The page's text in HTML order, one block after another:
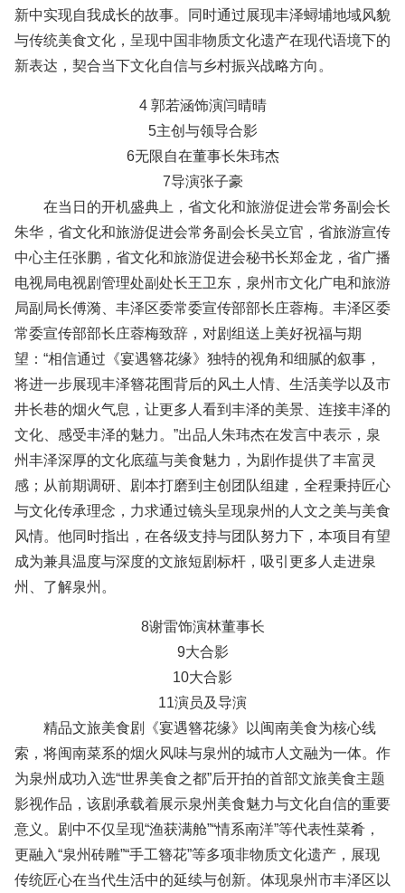
新中实现自我成长的故事。同时通过展现丰泽蟳埔地域风貌
与传统美食文化，呈现中国非物质文化遗产在现代语境下的
新表达，契合当下文化自信与乡村振兴战略方向。
4 郭若涵饰演闫晴晴
5主创与领导合影
6无限自在董事长朱玮杰
7导演张子豪
在当日的开机盛典上，省文化和旅游促进会常务副会长
朱华，省文化和旅游促进会常务副会长吴立官，省旅游宣传
中心主任张鹏，省文化和旅游促进会秘书长郑金龙，省广播
电视局电视剧管理处副处长王卫东，泉州市文化广电和旅游
局副局长傅漪、丰泽区委常委宣传部部长庄蓉梅。丰泽区委
常委宣传部部长庄蓉梅致辞，对剧组送上美好祝福与期
望：“相信通过《宴遇簪花缘》独特的视角和细腻的叙事，
将进一步展现丰泽簪花围背后的风土人情、生活美学以及市
井长巷的烟火气息，让更多人看到丰泽的美景、连接丰泽的
文化、感受丰泽的魅力。”出品人朱玮杰在发言中表示，泉
州丰泽深厚的文化底蕴与美食魅力，为剧作提供了丰富灵
感；从前期调研、剧本打磨到主创团队组建，全程秉持匠心
与文化传承理念，力求通过镜头呈现泉州的人文之美与美食
风情。他同时指出，在各级支持与团队努力下，本项目有望
成为兼具温度与深度的文旅短剧标杆，吸引更多人走进泉
州、了解泉州。
8谢雷饰演林董事长
9大合影
10大合影
11演员及导演
精品文旅美食剧《宴遇簪花缘》以闽南美食为核心线
索，将闽南菜系的烟火风味与泉州的城市人文融为一体。作
为泉州成功入选“世界美食之都”后开拍的首部文旅美食主题
影视作品，该剧承载着展示泉州美食魅力与文化自信的重要
意义。剧中不仅呈现“渔获满舱”“情系南洋”等代表性菜肴，
更融入“泉州砖雕”“手工簪花”等多项非物质文化遗产，展现
传统匠心在当代生活中的延续与创新。体现泉州市丰泽区以